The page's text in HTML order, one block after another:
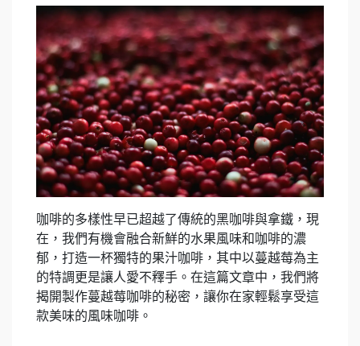
咖啡的多樣性早已超越了傳統的黑咖啡與拿鐵，現
在，我們有機會融合新鮮的水果風味和咖啡的濃
郁，打造一杯獨特的果汁咖啡，其中以蔓越莓為主
的特調更是讓人愛不釋手。在這篇文章中，我們將
揭開製作蔓越莓咖啡的秘密，讓你在家輕鬆享受這
款美味的風味咖啡。